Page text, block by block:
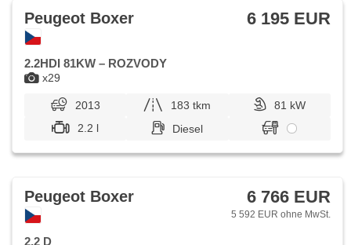
x29
Peugeot Boxer 6 195 EUR
2.2HDI 81KW – ROZVODY
2013 183 tkm
81 kW
2.2 l
Diesel
Peugeot Boxer 6 766 EUR
5 592 EUR ohne MwSt.
2,2 D